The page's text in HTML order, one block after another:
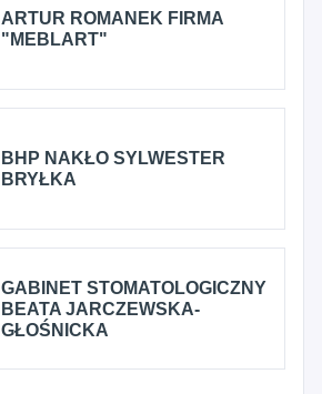
ARTUR ROMANEK FIRMA
"MEBLART"
BHP NAKŁO SYLWESTER
BRYŁKA
GABINET STOMATOLOGICZNY
BEATA JARCZEWSKA-
GŁOŚNICKA